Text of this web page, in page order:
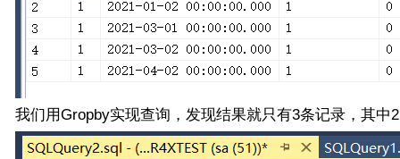
我们用Gropby实现查询，发现结果就只有3条记录，其